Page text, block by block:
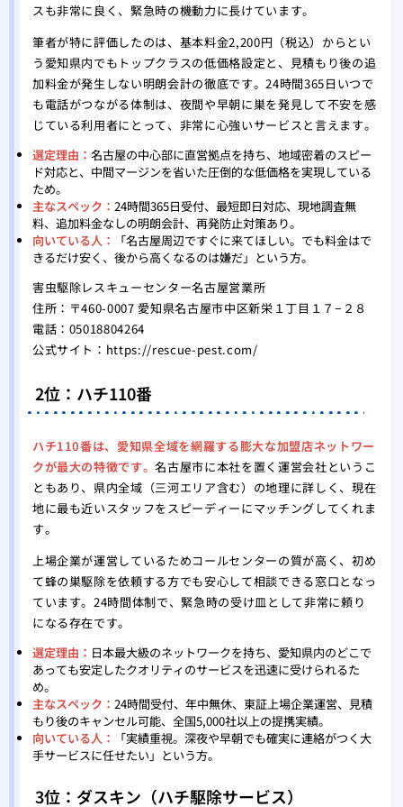
スも非常に良く、緊急時の機動力に長けています。
筆者が特に評価したのは、基本料金2,200円（税込）からとい
う愛知県内でもトップクラスの低価格設定と、見積もり後の追
加料金が発生しない明朗会計の徹底です。24時間365日いつで
も電話がつながる体制は、夜間や早朝に巣を発見して不安を感
じている利用者にとって、非常に心強いサービスと言えます。
選定理由： 名古屋の中心部に直営拠点を持ち、地域密着のスピー
ド対応と、中間マージンを省いた圧倒的な低価格を実現している
ため。
主なスペック： 24時間365日受付、最短即日対応、現地調査無
料、追加料金なしの明朗会計、再発防止対策あり。
向いている人：
「名古屋周辺ですぐに来てほしい。でも料金はで
きるだけ安く、後から高くなるのは嫌だ」という方。
害虫駆除レスキューセンター名古屋営業所
住所：〒460-0007 愛知県名古屋市中区新栄１丁目１７−２８
電話：05018804264
公式サイト： https://rescue-pest.com/
2位：ハチ110番
ハチ110番は、愛知県全域を網羅する膨大な加盟店ネットワー
クが最大の特徴です。名古屋市に本社を置く運営会社というこ
ともあり、県内全域（三河エリア含む）の地理に詳しく、現在
地に最も近いスタッフをスピーディーにマッチングしてくれま
す。
上場企業が運営しているためコールセンターの質が高く、初め
て蜂の巣駆除を依頼する方でも安心して相談できる窓口となっ
ています。24時間体制で、緊急時の受け皿として非常に頼り
になる存在です。
選定理由： 日本最大級のネットワークを持ち、愛知県内のどこで
あっても安定したクオリティのサービスを迅速に受けられるた
め。
主なスペック： 24時間受付、年中無休、東証上場企業運営、見積
もり後のキャンセル可能、全国5,000社以上の提携実績。
向いている人：
「実績重視。深夜や早朝でも確実に連絡がつく大
手サービスに任せたい」という方。
3位：ダスキン（ハチ駆除サービス）